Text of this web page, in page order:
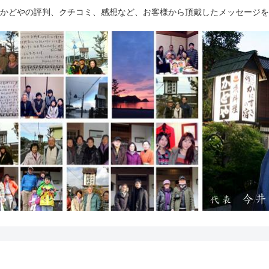
どやの評判、クチコミ、感想など、お客様から頂戴したメッセージ